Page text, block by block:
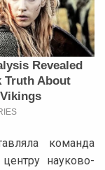
команда
науково-